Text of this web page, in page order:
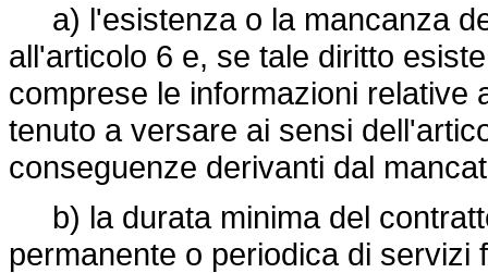
a) l'esistenza o la mancanza
all'articolo 6 e, se tale diritto
comprese le informazioni relative
tenuto a versare ai sensi
conseguenze derivanti dal
b) la durata minima del
permanente o periodica di servizi